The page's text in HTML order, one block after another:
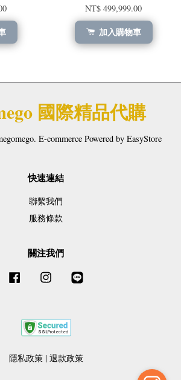
NT$ 499,999.00
加入購物車
國際精品代購
E-commerce Powered by EasyStore
快速連結
聯繫我們
服務條款
關注我們
Facebook Instagram
隱私政策| 退款政策